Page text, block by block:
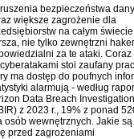
bezpieczeństwa
większe zagrożenie dla
na całym
nie tylko zewnętrzni
za te ataki. Coraz
stoi zaufany
ma dostęp do poufnych
alarmują - według
Data Breach
z 2023 r., 19% z ponad
wewnętrznych. Jakie są
przed zagrożeniami